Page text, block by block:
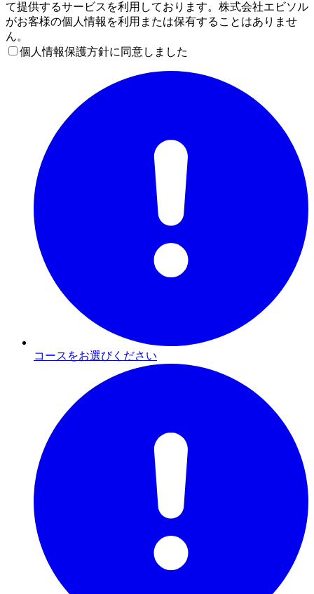
て提供するサービスを利用しております。株式会社エビソル
がお客様の個人情報を利用または保有することはありませ
ん。
個人情報保護方針に同意しました
コースをお選びください